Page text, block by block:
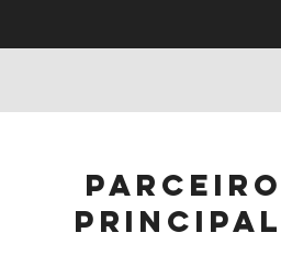
parceiro
principal